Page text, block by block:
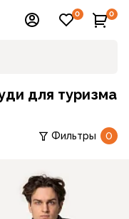
0 0
для туризма
Фильтры 0